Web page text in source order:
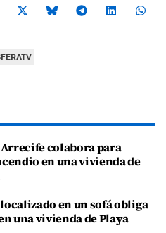
colabora para
en una vivienda de
en un sofá obliga
una vivienda de Playa